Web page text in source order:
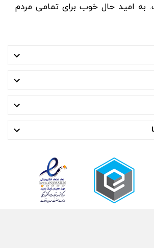
به امید حال خوب برای تمامی مردم



